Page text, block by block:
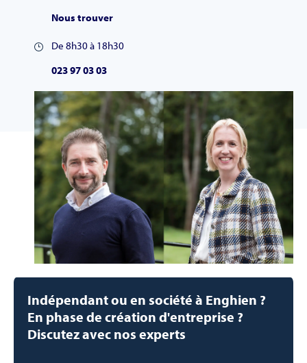
Nous trouver
De 8h30 à 18h30
023 97 03 03
Indépendant ou en société à Enghien ?
En phase de création d'entreprise ?
Discutez avec nos experts